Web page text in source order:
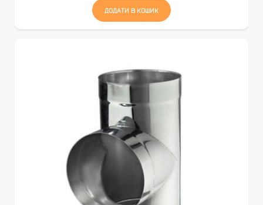
ДОДАТИ В КОШИК